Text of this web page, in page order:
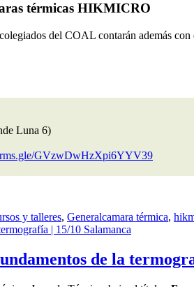
térmicas HIKMICRO
del COAL contarán además
Luna 6)
GVzwDwHzXpi6YYV39
y talleres, GeneralEtiquetas
camara térmica,
de la